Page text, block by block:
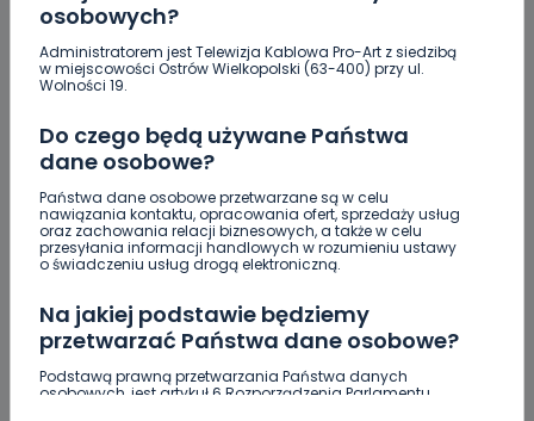
osobowych?
Administratorem jest Telewizja Kablowa Pro-Art z siedzibą
w miejscowości Ostrów Wielkopolski (63-400) przy ul.
Wolności 19.
Do czego będą używane Państwa
dane osobowe?
Państwa dane osobowe przetwarzane są w celu
nawiązania kontaktu, opracowania ofert, sprzedaży usług
oraz zachowania relacji biznesowych, a także w celu
przesyłania informacji handlowych w rozumieniu ustawy
o świadczeniu usług drogą elektroniczną.
Na jakiej podstawie będziemy
przetwarzać Państwa dane osobowe?
Podstawą prawną przetwarzania Państwa danych
osobowych, jest artykuł 6 Rozporządzenia Parlamentu
A Anna
Bardzo sympatyczna i miła osóbka z Ciebie 🙂
Wszystkiego najlepszego, Nikola. Powodzenia!
E Ewa
Ja też trzymam kciuki:), powodzenia!!!
CB Cicia Brunchilda